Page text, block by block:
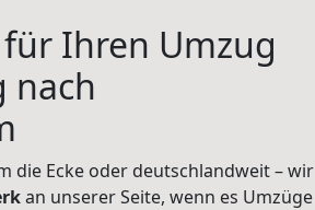
Ihren Umzug
nach
die Ecke oder deutschlandweit – wir
an unserer Seite, wenn es Umzüge